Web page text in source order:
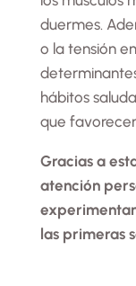
duermes.
o la tensión
hábitos
que
Gracias a
atención
las primeras